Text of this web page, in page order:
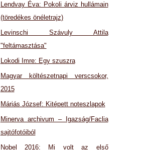
Lendvay Éva: Pokoli árviz hullámain
(töredékes önéletrajz)
Levinschi Szávuly Attila
"feltámasztása"
Lokodi Imre: Egy szuszra
Magyar költészetnapi verscsokor,
2015
Máriás József: Kitépett noteszlapok
Minerva archivum – Igazság/Faclia
sajtófotóiból
Nobel 2016: Mi volt az első